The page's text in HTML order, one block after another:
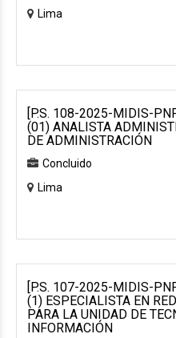
Lima
[P.S. 108-2025-MIDIS-
(01) ANALISTA
DE ADMINISTRACIÓN
Concluido
Lima
[P.S. 107-2025-MIDIS-
(1) ESPECIALISTA EN
PARA LA UNIDAD DE
INFORMACIÓN